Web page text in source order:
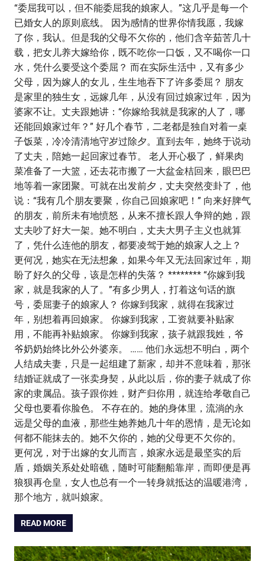
“委屈我可以，但不能委屈我的娘家人。”这几乎是每一个
已婚女人的原则底线。 因为感情的世界你情我愿，我嫁
了你，我认。但是我的父母不欠你的，他们含辛茹苦几十
载，把女儿养大嫁给你，既不吃你一口饭，又不喝你一口
水，凭什么要受这个委屈？ 而在实际生活中，又有多少
父母，因为嫁人的女儿，生生地吞下了许多委屈？ 朋友
是家里的独生女，远嫁几年，从没有回过娘家过年，因为
婆家不让。丈夫跟她讲：“你嫁给我就是我家的人了，哪
还能回娘家过年？” 好几个春节，二老都是独自对着一桌
子饭菜，冷冷清清地守岁过除夕。直到去年，她终于说动
了丈夫，陪她一起回家过春节。 老人开心极了，鲜果肉
菜准备了一大篮，还去花市搬了一大盆金桔回来，眼巴巴
地等着一家团聚。可就在出发前夕，丈夫突然变卦了，他
说：“我有几个朋友要聚，你自己回娘家吧！” 向来好脾气
的朋友，前所未有地愤怒，从来不擅长跟人争辩的她，跟
丈夫吵了好大一架。她不明白，丈夫大男子主义也就算
了，凭什么连他的朋友，都要凌驾于她的娘家人之上？
更何况，她实在无法想象，如果今年又无法回家过年，期
盼了好久的父母，该是怎样的失落？ ******** “你嫁到我
家，就是我家的人了。”有多少男人，打着这句话的旗
号，委屈妻子的娘家人？ 你嫁到我家，就得在我家过
年，别想着再回娘家。 你嫁到我家，工资就要补贴家
用，不能再补贴娘家。 你嫁到我家，孩子就跟我姓，爷
爷奶奶始终比外公外婆亲。 …… 他们永远想不明白，两个
人结成夫妻，只是一起组建了新家，却并不意味着，那张
结婚证就成了一张卖身契，从此以后，你的妻子就成了你
家的隶属品。孩子跟你姓，财产归你用，就连给孝敬自己
父母也要看你脸色。 不存在的。她的身体里，流淌的永
远是父母的血液，那些生她养她几十年的恩情，是无论如
何都不能抹去的。她不欠你的，她的父母更不欠你的。
更何况，对于出嫁的女儿而言，娘家永远是最坚实的后
盾，婚姻关系处处暗礁，随时可能翻船靠岸，而即便是再
狼狈再仓皇，女人也总有一个一转身就抵达的温暖港湾，
那个地方，就叫娘家。
READ MORE